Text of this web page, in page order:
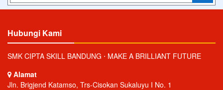
Hubungi Kami
SMK CIPTA SKILL BANDUNG ⋅ MAKE A BRILLIANT FUTURE
Alamat
Jln. Brigjend Katamso, Trs-Cisokan Sukaluyu I No. 1